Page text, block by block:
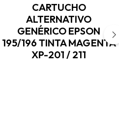
CARTUCHO
ALTERNATIVO
GENÉRICO EPSON
195/196 TINTA MAGENTA
XP-201 / 211